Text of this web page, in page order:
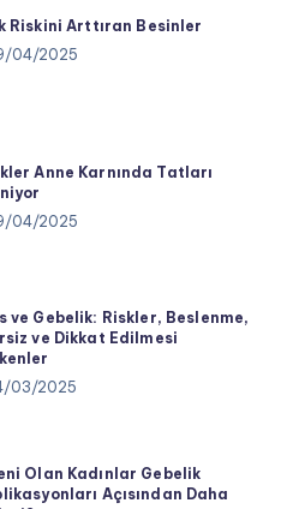
Riskini Arttıran Besinler
04/2025
Anne Karnında Tatları
04/2025
ve Gebelik: Riskler, Beslenme,
ve Dikkat Edilmesi
03/2025
Olan Kadınlar Gebelik
Açısından Daha